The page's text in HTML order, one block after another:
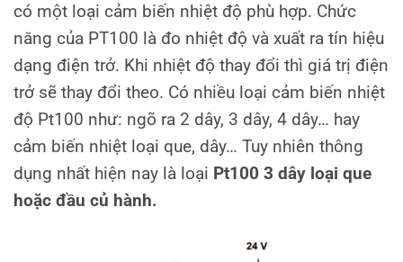
có một loại cảm biến nhiệt độ phù hợp. Chức
năng của PT100 là đo nhiệt độ và xuất ra tín hiệu
dạng điện trở. Khi nhiệt độ thay đổi thì giá trị điện
trở sẽ thay đổi theo. Có nhiều loại cảm biến nhiệt
độ Pt100 như: ngõ ra 2 dây, 3 dây, 4 dây… hay
cảm biến nhiệt loại que, dây… Tuy nhiên thông
dụng nhất hiện nay là loại Pt100 3 dây loại que
hoặc đầu củ hành.